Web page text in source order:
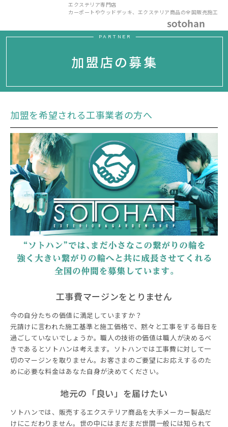
エクステリア専門店
カーポートやウッドデッキ、エクステリア商品の全国販売施工
PARTNER
加盟店の募集
加盟を希望される工事業者の方へ
工事費マージンをとりません
今の自分たちの価値に満足していますか？
元請けに言われた施工基準と施工価格で、黙々と工事をする毎日を
過ごしていないでしょうか。職人の技術の価値は職人が決めるべ
きであるとソトハンは考えます。ソトハンでは工事費に対して一
切のマージンを取りません。お客さまのご要望にお応えするのた
めに必要な料金はあなた自身が決めてください。
地元の「良い」を届けたい
ソトハンでは、販売するエクステリア商品を大手メーカー製品だ
けにこだわりません。世の中にはまだまだ世間一般には知られて